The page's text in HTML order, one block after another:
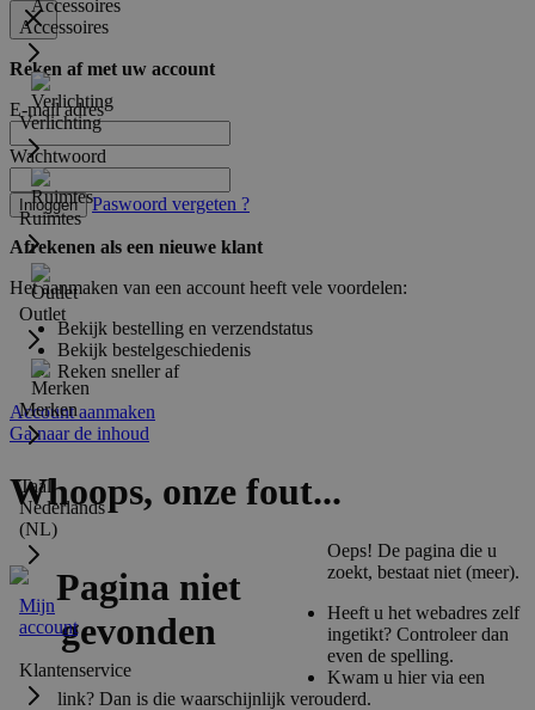
Accessoires
Verlichting
Ruimtes
Outlet
Merken
Taal:
Nederlands
(NL)
Mijn
account
Klantenservice
Reken af met uw account
E-mail adres
Wachtwoord
Inloggen Paswoord vergeten ?
Afrekenen als een nieuwe klant
Het aanmaken van een account heeft vele voordelen:
Bekijk bestelling en verzendstatus
Bekijk bestelgeschiedenis
Reken sneller af
Account aanmaken
Ga naar de inhoud
Whoops, onze fout...
Oeps! De pagina die u
zoekt, bestaat niet (meer).
Heeft u het webadres zelf
ingetikt? Controleer dan
even de spelling.
Kwam u hier via een
link? Dan is die waarschijnlijk verouderd.